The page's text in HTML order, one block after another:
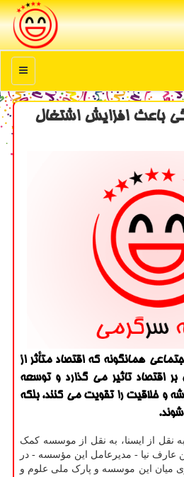
منو
باعث افزایش اشتغال
همانگونه كه اقتصاد متأثر از
اقتصاد تاثیر می گذارد و توسعه
و خلاقیت را تقویت می كنند، بلكه
از ایسنا، به نقل از موسسه کمک
عارف نیا - مدیرعامل این مؤسسه - در
میان این موسسه و پارک ملی علوم و